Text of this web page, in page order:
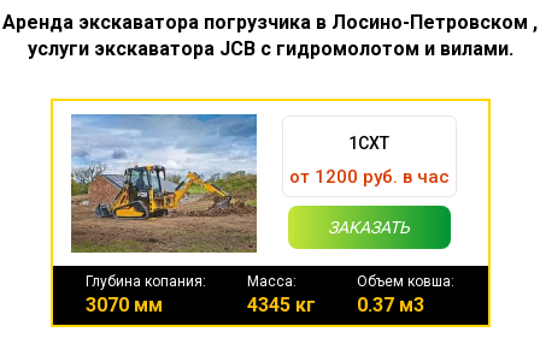
Аренда экскаватора погрузчика в Лосино-Петровском ,
услуги экскаватора JCB с гидромолотом и вилами.
1CXT
от 1200 руб. в час
ЗАКАЗАТЬ
Глубина копания:
3070 мм
Масса:
4345 кг
Объем ковша:
0.37 м3